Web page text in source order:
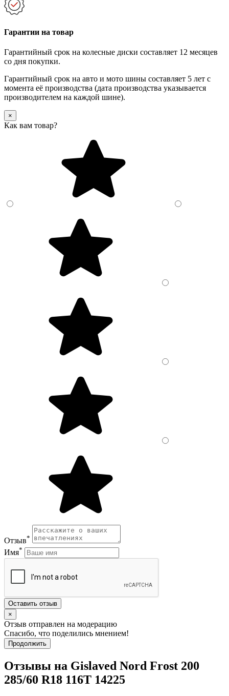
Гарантии на товар
Гарантийный срок на колесные диски составляет 12 месяцев
со дня покупки.
Гарантийный срок на авто и мото шины составляет 5 лет с
момента её производства (дата производства указывается
производителем на каждой шине).
×
Как вам товар?
Отзыв*
Имя*
Оставить отзыв
×
Отзыв отправлен на модерацию
Спасибо, что поделились мнением!
Продолжить
Отзывы на Gislaved Nord Frost 200
285/60 R18 116T 14225